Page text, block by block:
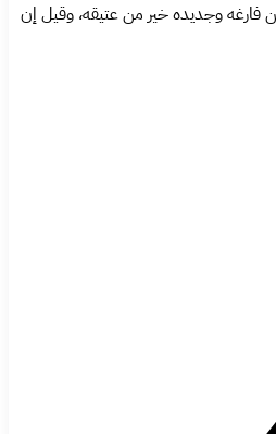
فارغه وجديده خير من عتيقه، وقيل إن